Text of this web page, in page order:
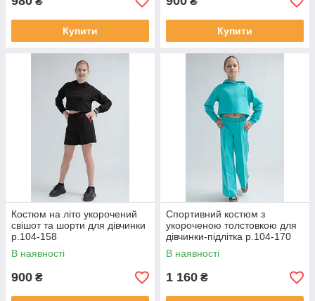
Купити Купити
Костюм на літо укорочений
свішот та шорти для дівчинки
р.104-158
В наявності
900 ₴
Спортивний костюм з
укороченою толстовкою для
дівчинки-підлітка р.104-170
В наявності
1 160 ₴